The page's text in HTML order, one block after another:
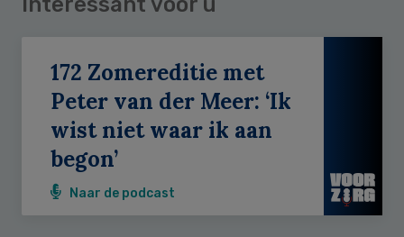
172 Zomereditie met
Peter van der Meer: ‘Ik
wist niet waar ik aan
begon’
Naar de podcast